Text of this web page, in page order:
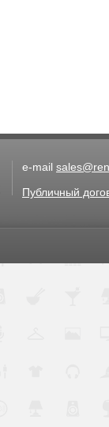
e-mail
Публичный